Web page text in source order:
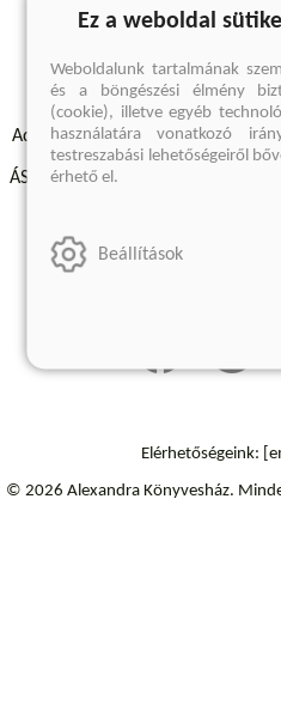
A keresett
Adatvédelmi szabályzatok
ÁSZF - Vásárlási feltételek
Szállítási információk
Elérhetőségeink:
© 2026 Alexandra Könyvesház.
Ez a weboldal
Weboldalunk tartalmának
és a böngészési élmény
(cookie), illetve egyéb
használatára vonatkozó
testreszabási lehetőségeiről
érhető el.
Beállítások